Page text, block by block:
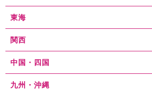
東海
関西
中国・四国
九州・沖縄